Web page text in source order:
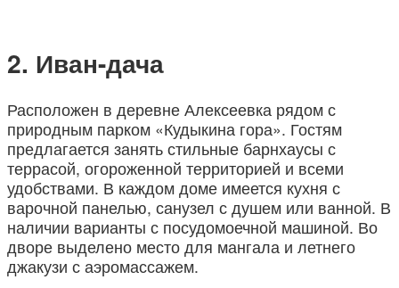
Иван-дача
Расположен в деревне Алексеевка рядом с
природным парком «Кудыкина гора». Гостям
предлагается занять стильные барнхаусы с
террасой, огороженной территорией и всеми
удобствами. В каждом доме имеется кухня с
варочной панелью, санузел с душем или ванной. В
наличии варианты с посудомоечной машиной. Во
дворе выделено место для мангала и летнего
джакузи с аэромассажем.